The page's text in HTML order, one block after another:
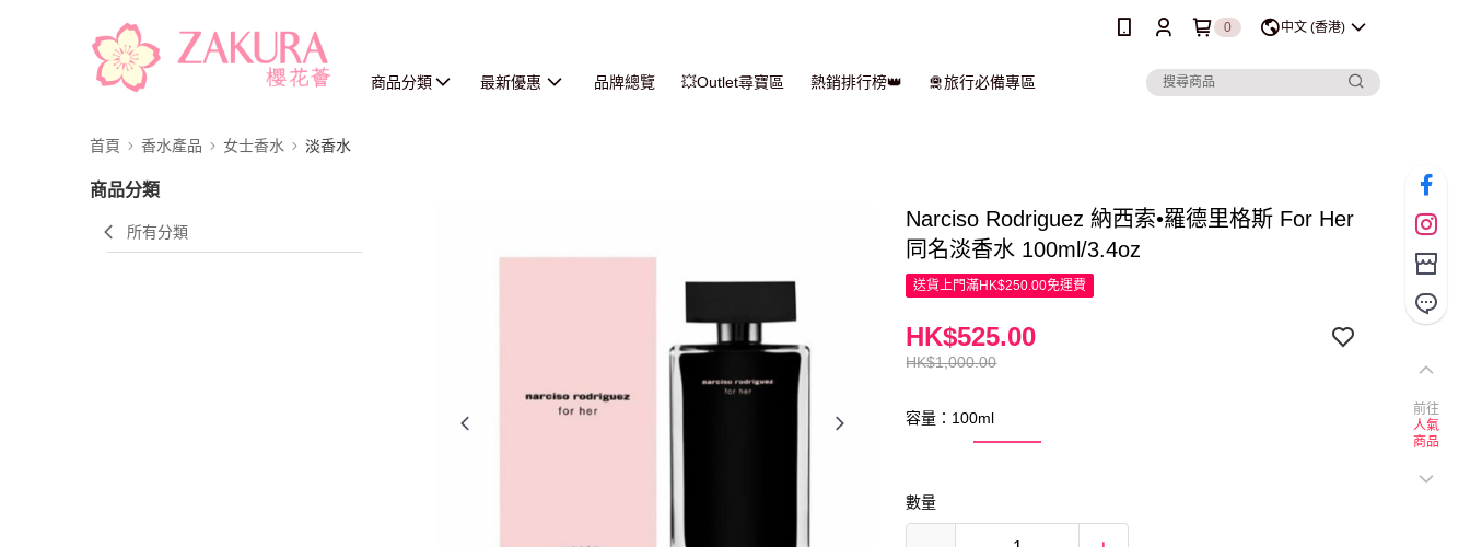
0 中文 (香港)
商品分類 最新優惠 品牌總覽 💥Outlet尋寶區 熱銷排行榜👑 🛅旅行必備專區
首頁 香水產品 女士香水 淡香水
商品分類
所有分類
Narciso Rodriguez 納西索•羅德里格斯 For Her
同名淡香水 100ml/3.4oz
送貨上門滿HK$250.00免運費
HK$1,000.00
HK$525.00
容量：100ml
數量
前往
人氣
商品